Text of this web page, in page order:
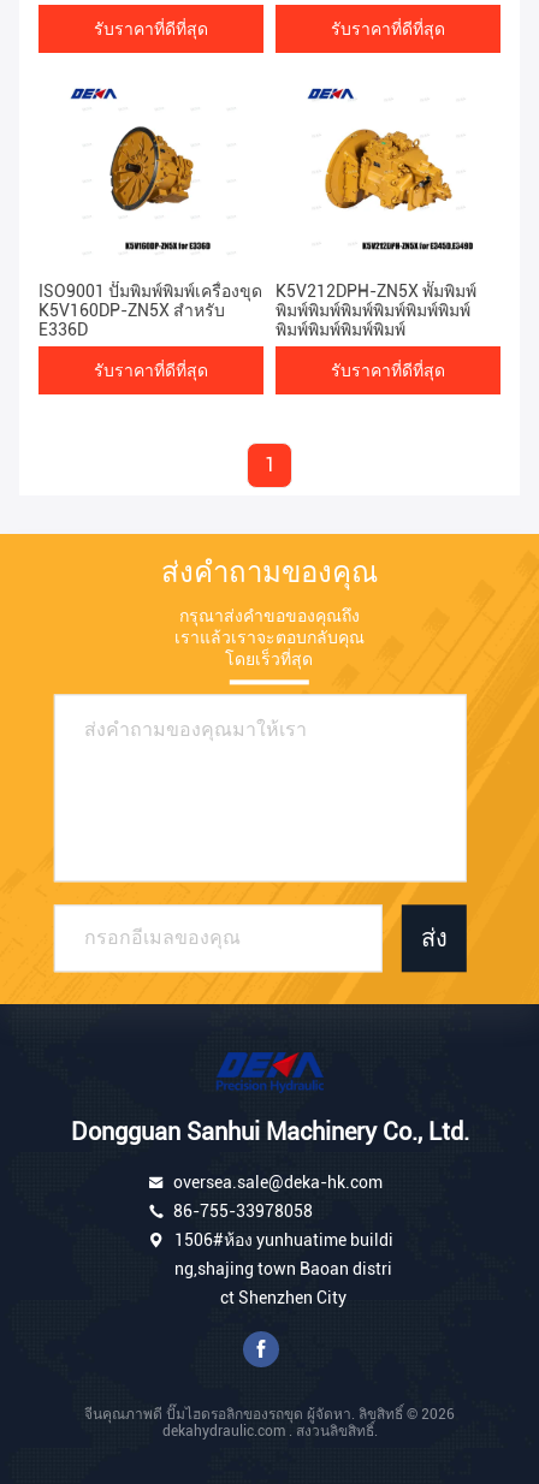
รับราคาที่ดีที่สุด รับราคาที่ดีที่สุด
ISO9001 ปั๊มพิมพ์พิมพ์เครื่องขุด
K5V160DP-ZN5X สําหรับ
E336D
รับราคาที่ดีที่สุด
K5V212DPH-ZN5X พั๊มพิมพ์
พิมพ์พิมพ์พิมพ์พิมพ์พิมพ์พิมพ์
พิมพ์พิมพ์พิมพ์พิมพ์
รับราคาที่ดีที่สุด
1
ส่งคำถามของคุณ
กรุณาส่งคำขอของคุณถึง
เราแล้วเราจะตอบกลับคุณ
โดยเร็วที่สุด
ส่ง
Dongguan Sanhui Machinery Co., Ltd.
oversea.sale@deka-hk.com
86-755-33978058
1506#ห้อง yunhuatime buildi
ng,shajing town Baoan distri
ct Shenzhen City
จีนคุณภาพดี ปั๊มไฮดรอลิกของรถขุด ผู้จัดหา. ลิขสิทธิ์ © 2026
dekahydraulic.com . สงวนลิขสิทธิ์.